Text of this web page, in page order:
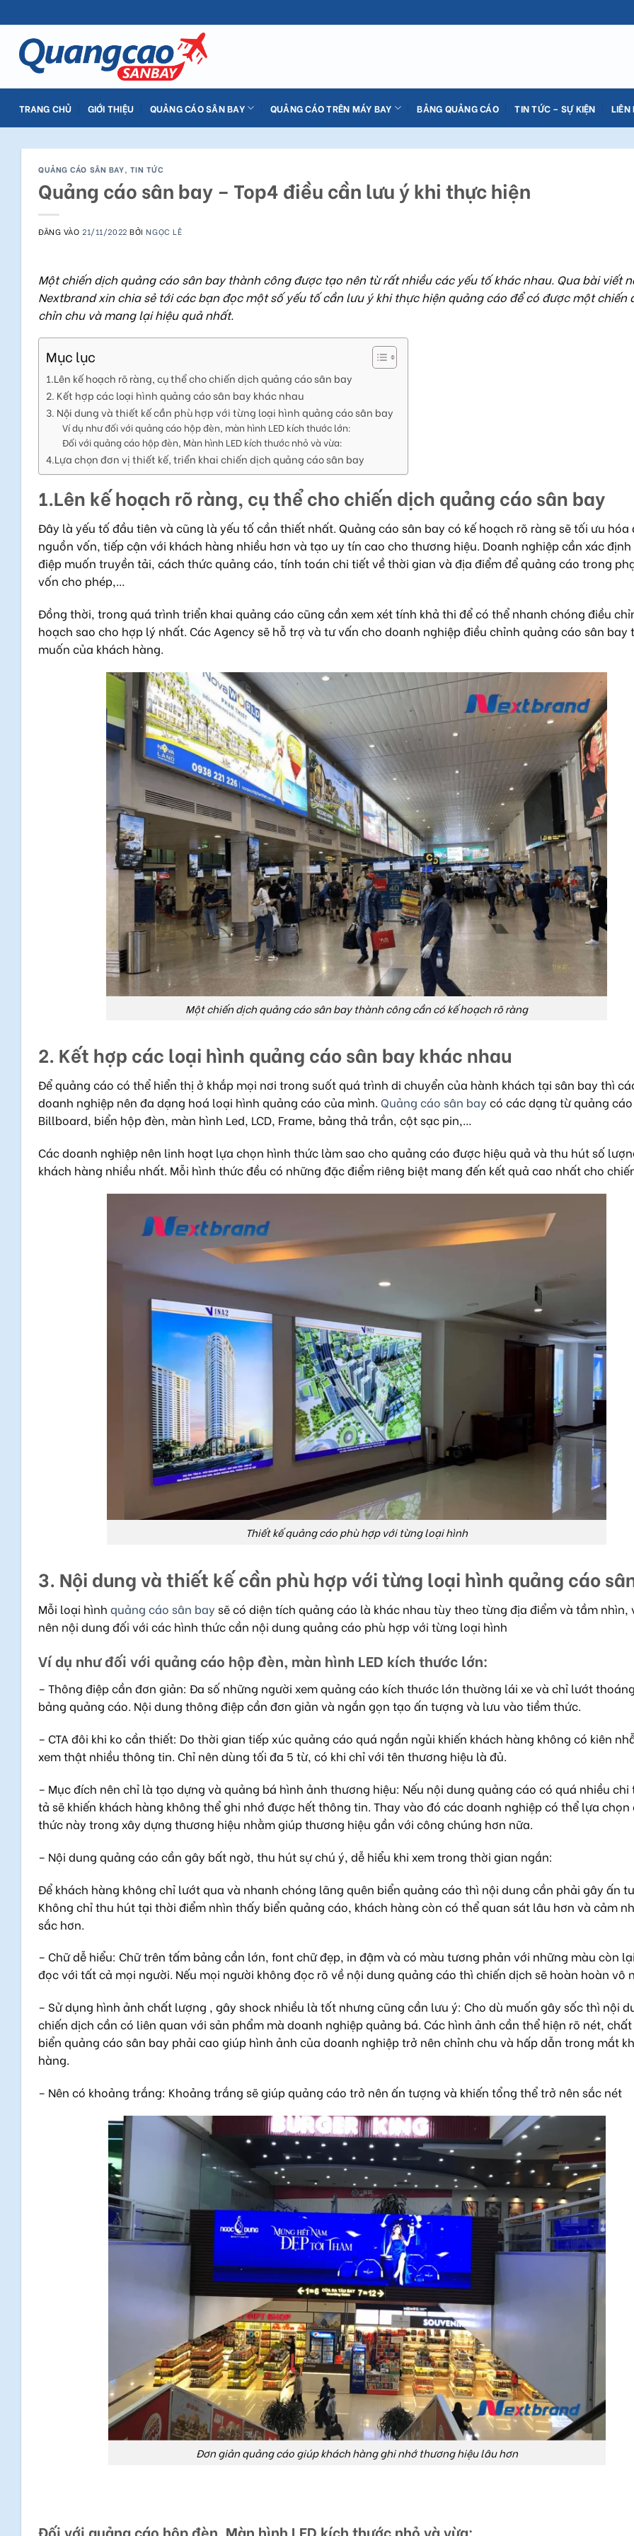
qua
dung
TRANG CHỦ GIỚI THIỆU QUẢNG CÁO SÂN BAY QUẢNG CÁO TRÊN MÁY BAY BẢNG QUẢNG CÁO TIN TỨC – SỰ KIỆN LIÊN
QUẢNG CÁO SÂN BAY, TIN TỨC
Quảng cáo sân bay – Top4 điều cần lưu ý khi thực hiện
ĐĂNG VÀO 21/11/2022 BỞINGỌC LÊ
Một chiến dịch quảng cáo sân bay thành công được tạo nên từ rất nhiều các yếu tố khác nhau. Qua bài viết
Nextbrand xin chia sẻ tới các bạn đọc một số yếu tố cần lưu ý khi thực hiện quảng cáo để có được một chiến
chỉn chu và mang lại hiệu quả nhất.
Mục lục
1.Lên kế hoạch rõ ràng, cụ thể cho chiến dịch quảng cáo sân bay
2. Kết hợp các loại hình quảng cáo sân bay khác nhau
3. Nội dung và thiết kế cần phù hợp với từng loại hình quảng cáo sân bay
Ví dụ như đối với quảng cáo hộp đèn, màn hình LED kích thước lớn:
Đối với quảng cáo hộp đèn, Màn hình LED kích thước nhỏ và vừa:
4.Lựa chọn đơn vị thiết kế, triển khai chiến dịch quảng cáo sân bay
1.Lên kế hoạch rõ ràng, cụ thể cho chiến dịch quảng cáo sân bay
Đây là yếu tố đầu tiên và cũng là yếu tố cần thiết nhất. Quảng cáo sân bay có kế hoạch rõ ràng sẽ tối ưu hóa
nguồn vốn, tiếp cận với khách hàng nhiều hơn và tạo uy tín cao cho thương hiệu. Doanh nghiệp cần xác
điệp muốn truyền tải, cách thức quảng cáo, tính toán chi tiết về thời gian và địa điểm để quảng cáo trong
vốn cho phép,…
Đồng thời, trong quá trình triển khai quảng cáo cũng cần xem xét tính khả thi để có thể nhanh chóng điều
hoạch sao cho hợp lý nhất. Các Agency sẽ hỗ trợ và tư vấn cho doanh nghiệp điều chỉnh quảng cáo sân bay
muốn của khách hàng.
Một chiến dịch quảng cáo sân bay thành công cần có kế hoạch rõ ràng
2. Kết hợp các loại hình quảng cáo sân bay khác nhau
Để quảng cáo có thể hiển thị ở khắp mọi nơi trong suốt quá trình di chuyển của hành khách tại sân bay thì
doanh nghiệp nên đa dạng hoá loại hình quảng cáo của mình. Quảng cáo sân bay có các dạng từ quảng cáo
Billboard, biển hộp đèn, màn hình Led, LCD, Frame, bảng thả trần, cột sạc pin,…
Các doanh nghiệp nên linh hoạt lựa chọn hình thức làm sao cho quảng cáo được hiệu quả và thu hút số
khách hàng nhiều nhất. Mỗi hình thức đều có những đặc điểm riêng biệt mang đến kết quả cao nhất cho
Thiết kế quảng cáo phù hợp với từng loại hình
3. Nội dung và thiết kế cần phù hợp với từng loại hình quảng cáo
Mỗi loại hình quảng cáo sân bay sẽ có diện tích quảng cáo là khác nhau tùy theo từng địa điểm và tầm nhìn,
nên nội dung đối với các hình thức cần nội dung quảng cáo phù hợp với từng loại hình
Ví dụ như đối với quảng cáo hộp đèn, màn hình LED kích thước lớn:
– Thông điệp cần đơn giản: Đa số những người xem quảng cáo kích thước lớn thường lái xe và chỉ lướt
bảng quảng cáo. Nội dung thông điệp cần đơn giản và ngắn gọn tạo ấn tượng và lưu vào tiềm thức.
– CTA đôi khi ko cần thiết: Do thời gian tiếp xúc quảng cáo quá ngắn ngủi khiến khách hàng không có kiên
xem thật nhiều thông tin. Chỉ nên dùng tối đa 5 từ, có khi chỉ với tên thương hiệu là đủ.
– Mục đích nên chỉ là tạo dựng và quảng bá hình ảnh thương hiệu: Nếu nội dung quảng cáo có quá nhiều chi
tả sẽ khiến khách hàng không thể ghi nhớ được hết thông tin. Thay vào đó các doanh nghiệp có thể lựa chọn
thức này trong xây dựng thương hiệu nhằm giúp thương hiệu gần với công chúng hơn nữa.
– Nội dung quảng cáo cần gây bất ngờ, thu hút sự chú ý, dễ hiểu khi xem trong thời gian ngắn:
Để khách hàng không chỉ lướt qua và nhanh chóng lãng quên biển quảng cáo thì nội dung cần phải gây ấn
Không chỉ thu hút tại thời điểm nhìn thấy biển quảng cáo, khách hàng còn có thể quan sát lâu hơn và cảm
sắc hơn.
– Chữ dễ hiểu: Chữ trên tấm bảng cần lớn, font chữ đẹp, in đậm và có màu tương phản với những màu còn
đọc với tất cả mọi người. Nếu mọi người không đọc rõ về nội dung quảng cáo thì chiến dịch sẽ hoàn hoàn vô
– Sử dụng hình ảnh chất lượng , gây shock nhiều là tốt nhưng cũng cần lưu ý: Cho dù muốn gây sốc thì nội
chiến dịch cần có liên quan với sản phẩm mà doanh nghiệp quảng bá. Các hình ảnh cần thể hiện rõ nét,
biển quảng cáo sân bay phải cao giúp hình ảnh của doanh nghiệp trở nên chỉnh chu và hấp dẫn trong mắt
hàng.
– Nên có khoảng trắng: Khoảng trắng sẽ giúp quảng cáo trở nên ấn tượng và khiến tổng thể trở nên sắc nét
Đơn giản quảng cáo giúp khách hàng ghi nhớ thương hiệu lâu hơn
Đối với quảng cáo hộp đèn, Màn hình LED kích thước nhỏ và vừa: